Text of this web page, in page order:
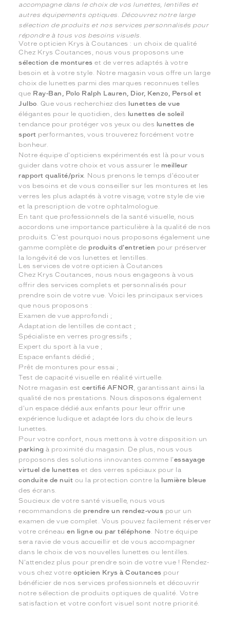
accompagne dans le choix de vos lunettes, lentilles et
autres équipements optiques. Découvrez notre large
sélection de produits et nos services personnalisés pour
répondre à tous vos besoins visuels.
Votre opticien Krys à Coutances : un choix de qualité
Chez Krys Coutances, nous vous proposons une
sélection de montures et de verres adaptés à votre
besoin et à votre style. Notre magasin vous offre un large
choix de lunettes parmi des marques reconnues telles
que Ray-Ban, Polo Ralph Lauren, Dior, Kenzo, Persol et
Julbo . Que vous recherchiez des lunettes de vue
élégantes pour le quotidien, des lunettes de soleil
tendance pour protéger vos yeux ou des lunettes de
sport performantes, vous trouverez forcément votre
bonheur.
Notre équipe d'opticiens expérimentés est là pour vous
guider dans votre choix et vous assurer le meilleur
rapport qualité/prix . Nous prenons le temps d'écouter
vos besoins et de vous conseiller sur les montures et les
verres les plus adaptés à votre visage, votre style de vie
et la prescription de votre ophtalmologue.
En tant que professionnels de la santé visuelle, nous
accordons une importance particulière à la qualité de nos
produits. C'est pourquoi nous proposons également une
gamme complète de produits d'entretien pour préserver
la longévité de vos lunettes et lentilles.
Les services de votre opticien à Coutances
Chez Krys Coutances, nous nous engageons à vous
offrir des services complets et personnalisés pour
prendre soin de votre vue. Voici les principaux services
que nous proposons :
Examen de vue approfondi ;
Adaptation de lentilles de contact ;
Spécialiste en verres progressifs ;
Expert du sport à la vue ;
Espace enfants dédié ;
Prêt de montures pour essai ;
Test de capacité visuelle en réalité virtuelle.
Notre magasin estcertifié AFNOR , garantissant ainsi la
qualité de nos prestations. Nous disposons également
d'un espace dédié aux enfants pour leur offrir une
expérience ludique et adaptée lors du choix de leurs
lunettes.
Pour votre confort, nous mettons à votre disposition un
parking à proximité du magasin. De plus, nous vous
proposons des solutions innovantes comme l'essayage
virtuel de lunettes et des verres spéciaux pour la
conduite de nuit ou la protection contre la lumière bleue
des écrans.
Soucieux de votre santé visuelle, nous vous
recommandons de prendre un rendez-vous pour un
examen de vue complet. Vous pouvez facilement réserver
votre créneauen ligne ou par téléphone . Notre équipe
sera ravie de vous accueillir et de vous accompagner
dans le choix de vos nouvelles lunettes ou lentilles.
N'attendez plus pour prendre soin de votre vue ! Rendez-
vous chez votreopticien Krys à Coutances pour
bénéficier de nos services professionnels et découvrir
notre sélection de produits optiques de qualité. Votre
satisfaction et votre confort visuel sont notre priorité.